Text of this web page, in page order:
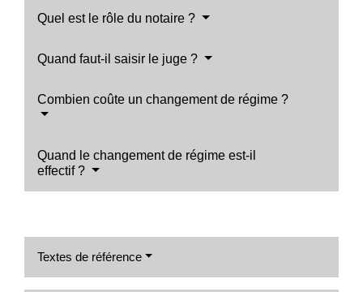
Quel est le rôle du notaire ?
Quand faut-il saisir le juge ?
Combien coûte un changement de régime ?
Quand le changement de régime est-il
effectif ?
Textes de référence